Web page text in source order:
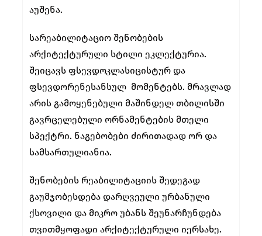
აუშენა.
სარეაბილიტაციო შენობების
არქიტექტურული სტილი ეკლექტურია.
შეიცავს ფსევდოკლასიცისტურ და
ფსევდორენესანსულ მომენტებს. მრავლად
არის გამოყენებული მაშინდელ თბილისში
გავრცელებული ორნამენტების მთელი
სპექტრი. ნაგებობები ძირითადად ორ და
სამსართულიანია.
შენობების რეაბილიტაციის შედეგად
გაუმჯობესდება დარღვეული ურბანული
ქსოვილი და მიკრო უბანს შეუნარჩუნდება
თვითმყოფადი არქიტექტურული იერსახე.